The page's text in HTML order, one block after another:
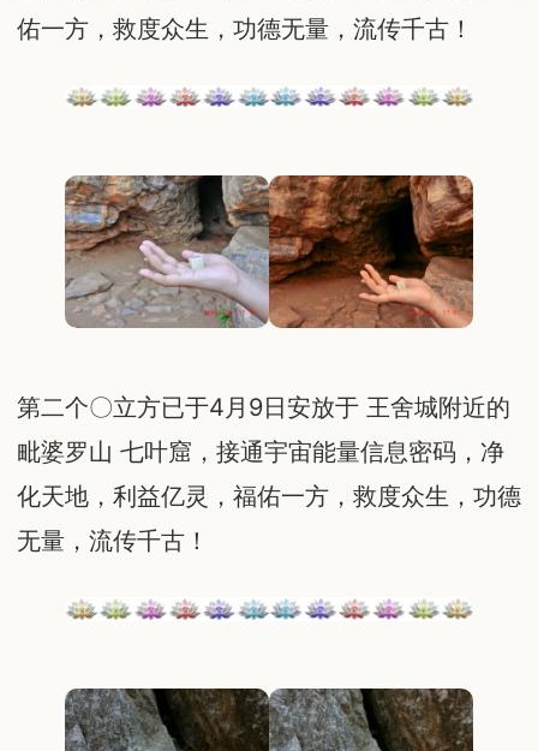
佑一方，救度众生，功德无量，流传千古！
第二个〇立方已于4月9日安放于 王舍城附近的
毗婆罗山 七叶窟，接通宇宙能量信息密码，净
化天地，利益亿灵，福佑一方，救度众生，功德
无量，流传千古！